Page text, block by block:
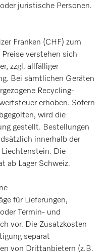
juristische Personen.
Franken (CHF) zum
verstehen sich
zzgl. allfälliger
Bei sämtlichen Geräten
Recycling-
erhoben. Sofern
wird die
gestellt. Bestellungen
innerhalb der
Die
ab Lager Schweiz.
für Lieferungen,
Termin- und
vor. Die Zusatzkosten
separat
von Drittanbietern (z.B.